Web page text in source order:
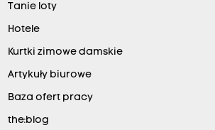
Tanie loty
Hotele
Kurtki zimowe damskie
Artykuły biurowe
Baza ofert pracy
the:blog